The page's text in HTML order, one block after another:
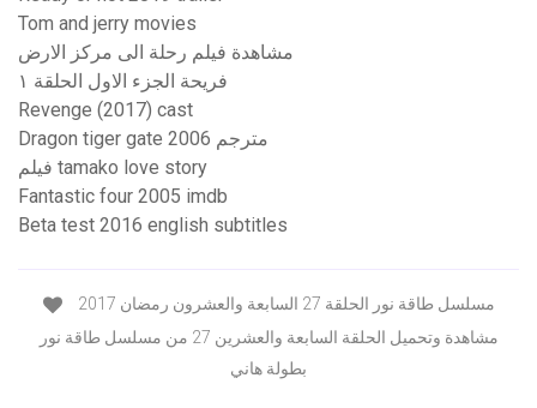
Tom and jerry movies
مشاهدة فيلم رحلة الى مركز الارض
فريحة الجزء الاول الحلقة ١
Revenge (2017) cast
Dragon tiger gate 2006 مترجم
فيلم tamako love story
Fantastic four 2005 imdb
Beta test 2016 english subtitles
مشاهدة وتحميل الحلقة السابعة والعشرين 27 من مسلسل طاقة نور
بطولة هاني